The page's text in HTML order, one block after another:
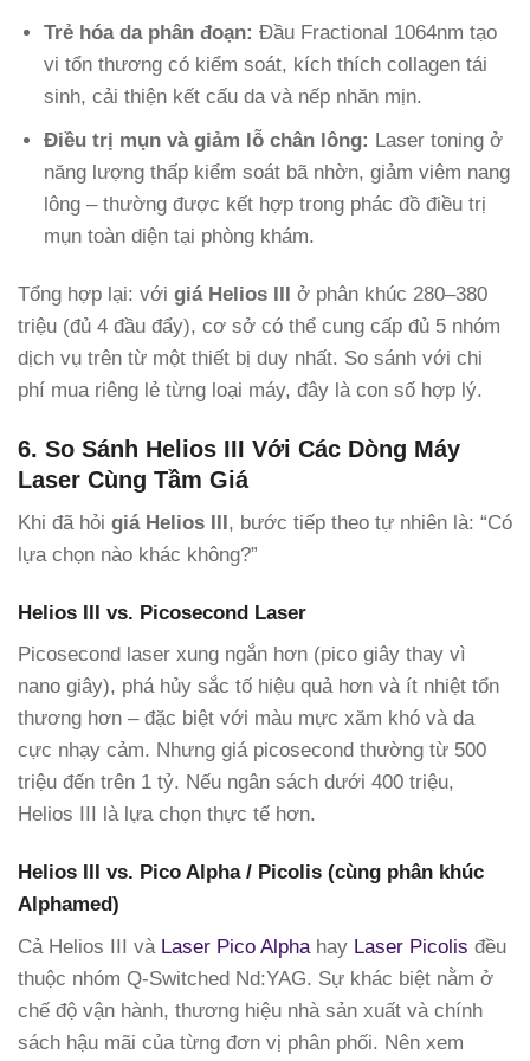
Trẻ hóa da phân đoạn: Đầu Fractional 1064nm tạo
vi tổn thương có kiểm soát, kích thích collagen tái
sinh, cải thiện kết cấu da và nếp nhăn mịn.
Điều trị mụn và giảm lỗ chân lông: Laser toning ở
năng lượng thấp kiểm soát bã nhờn, giảm viêm nang
lông – thường được kết hợp trong phác đồ điều trị
mụn toàn diện tại phòng khám.
Tổng hợp lại: với giá Helios III
ở phân khúc 280–380
triệu (đủ 4 đầu đẩy), cơ sở có thể cung cấp đủ 5 nhóm
dịch vụ trên từ một thiết bị duy nhất. So sánh với chi
phí mua riêng lẻ từng loại máy, đây là con số hợp lý.
6. So Sánh Helios III Với Các Dòng Máy
Laser Cùng Tầm Giá
Khi đã hỏi giá Helios III, bước tiếp theo tự nhiên là: “Có
lựa chọn nào khác không?”
Helios III vs. Picosecond Laser
Picosecond laser xung ngắn hơn (pico giây thay vì
nano giây), phá hủy sắc tố hiệu quả hơn và ít nhiệt tổn
thương hơn – đặc biệt với màu mực xăm khó và da
cực nhạy cảm. Nhưng giá picosecond thường từ 500
triệu đến trên 1 tỷ. Nếu ngân sách dưới 400 triệu,
Helios III là lựa chọn thực tế hơn.
Helios III vs. Pico Alpha / Picolis (cùng phân khúc
Alphamed)
Cả Helios III và Laser Pico Alphahay Laser Picolis đều
thuộc nhóm Q-Switched Nd:YAG. Sự khác biệt nằm ở
chế độ vận hành, thương hiệu nhà sản xuất và chính
sách hậu mãi của từng đơn vị phân phối. Nên xem